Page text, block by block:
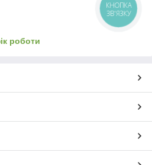
роботи
КНОПКА
ЗВ'ЯЗКУ